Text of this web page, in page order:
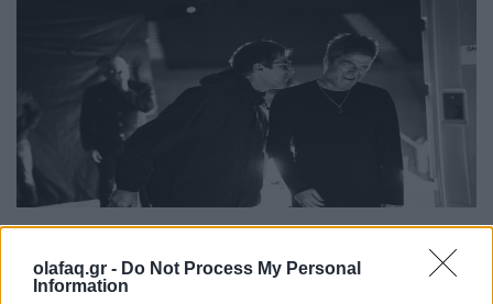
olafaq.gr - Do Not Process My Personal
Information
Το Disney δίνει teaser για το documentary